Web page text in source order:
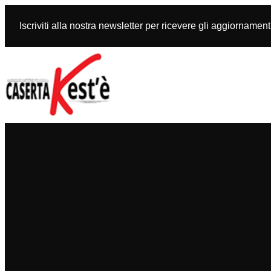
contenuto
Iscriviti alla nostra newsletter per ricevere gli